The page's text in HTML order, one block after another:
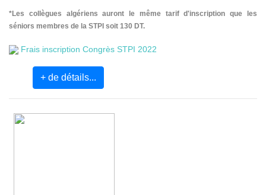
*Les collègues algériens auront le même tarif d'inscription que les
séniors membres de la STPI soit 130 DT.
Frais inscription Congrès STPI 2022
+ de détails...